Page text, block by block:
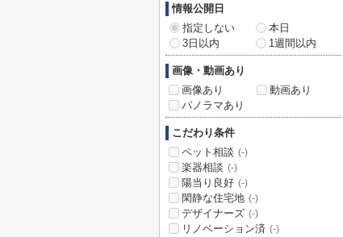
情報公開日
指定しない
本日
3日以内
1週間以内
画像・動画あり
画像あり
動画あり
パノラマあり
こだわり条件
ペット相談 (-)
楽器相談 (-)
陽当り良好 (-)
閑静な住宅地 (-)
デザイナーズ (-)
リノベーション済 (-)